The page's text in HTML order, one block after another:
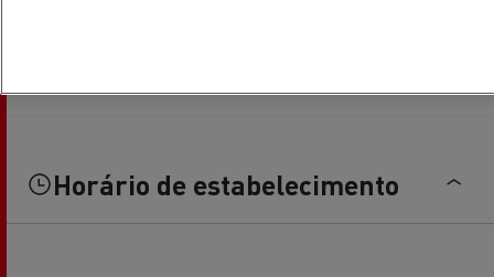
Horário de estabelecimento